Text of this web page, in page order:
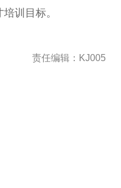
训目标。
责任编辑：KJ005